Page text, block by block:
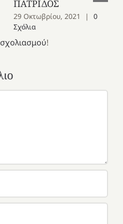
ΠΑΤΡΙΔΟΣ
29 Οκτωβρίου, 2021 |
0
Σχόλια
!